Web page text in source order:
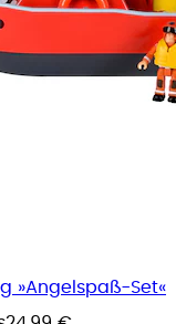
»Angelspaß-Set«